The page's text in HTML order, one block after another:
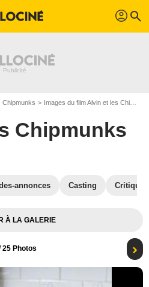
profil search
Chipmunks Images du film Alvin et les Chipmunks
Chipmunks
annonces Casting
À LA GALERIE
Photos